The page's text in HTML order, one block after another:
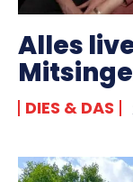
Alles
DIES & DAS